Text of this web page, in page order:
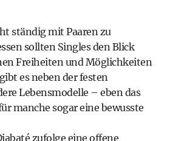
ständig mit Paaren zu
sollten Singles den Blick
Freiheiten und Möglichkeiten
es neben der festen
Lebensmodelle – eben das
manche sogar eine bewusste
zufolge eine offene